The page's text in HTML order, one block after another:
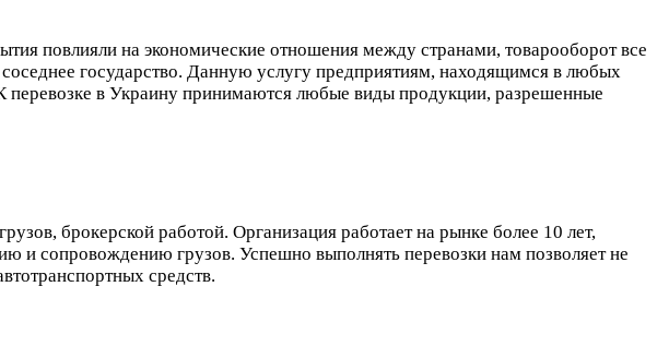
повлияли на экономические отношения между странами, товарооборот все
государство. Данную услугу предприятиям, находящимся в любых
в Украину принимаются любые виды продукции, разрешенные
брокерской работой. Организация работает на рынке более 10 лет,
и сопровождению грузов. Успешно выполнять перевозки нам позволяет не
средств.